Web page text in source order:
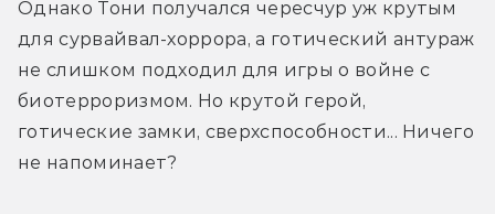
Однако Тони получался чересчур уж крутым
для сурвайвал-хоррора, а готический антураж
не слишком подходил для игры о войне с
биотерроризмом. Но крутой герой,
готические замки, сверхспособности... Ничего
не напоминает?